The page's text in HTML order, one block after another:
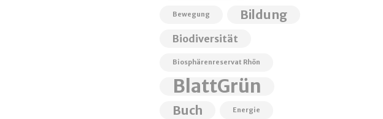
Bewegung Bildung
Biodiversität
Biosphärenreservat Rhön
BlattGrün
Buch Energie